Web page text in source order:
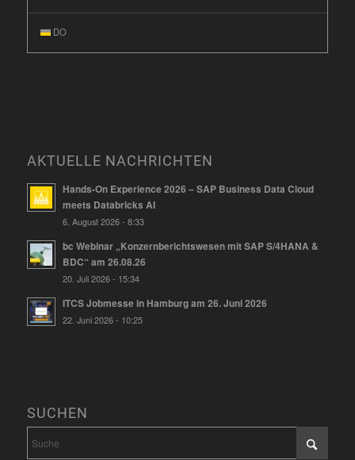
DO
AKTUELLE NACHRICHTEN
Hands-On Experience 2026 – SAP Business Data Cloud
meets Databricks AI
6. August 2026 - 8:33
bc Webinar „Konzernberichtswesen mit SAP S/4HANA &
BDC“ am 26.08.26
20. Juli 2026 - 15:34
ITCS Jobmesse in Hamburg am 26. Juni 2026
22. Juni 2026 - 10:25
SUCHEN